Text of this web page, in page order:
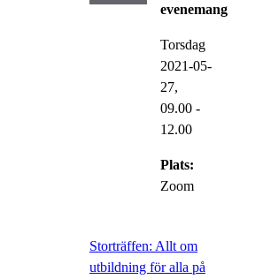
evenemang
Torsdag
2021-05-
27,
09.00 -
12.00
Plats:
Zoom
Storträffen: Allt om
utbildning för alla på